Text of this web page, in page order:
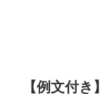
【例文付き